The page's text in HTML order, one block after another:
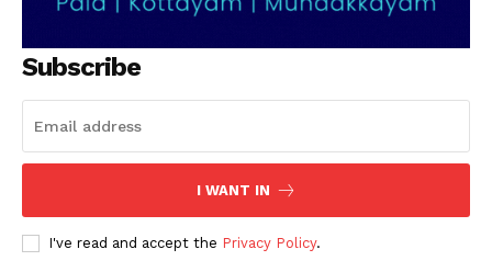
Subscribe
I WANT IN
I've read and accept the Privacy Policy.